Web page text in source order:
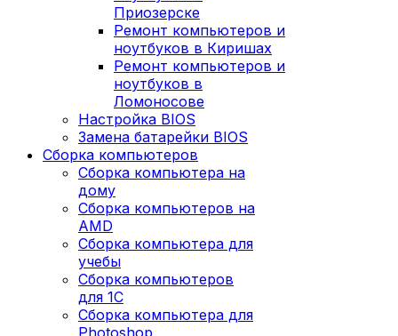
Приозерске
Ремонт компьютеров и
ноутбуков в Киришах
Ремонт компьютеров и
ноутбуков в
Ломоносове
Настройка BIOS
Замена батарейки BIOS
Сборка компьютеров
Сборка компьютера на
дому
Сборка компьютеров на
AMD
Сборка компьютера для
учебы
Сборка компьютеров
для 1С
Сборка компьютера для
Photoshop